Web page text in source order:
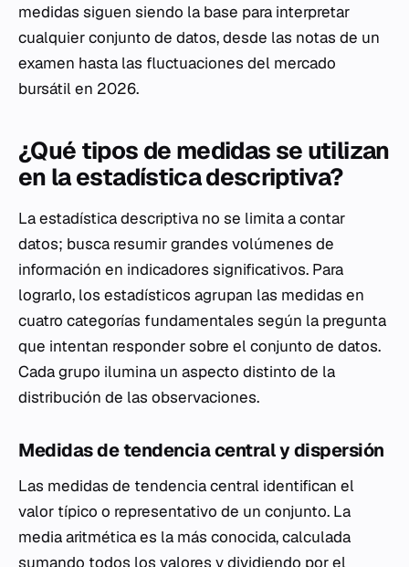
medidas siguen siendo la base para interpretar
cualquier conjunto de datos, desde las notas de un
examen hasta las fluctuaciones del mercado
bursátil en 2026.
¿Qué tipos de medidas se utilizan
en la estadística descriptiva?
La estadística descriptiva no se limita a contar
datos; busca resumir grandes volúmenes de
información en indicadores significativos. Para
lograrlo, los estadísticos agrupan las medidas en
cuatro categorías fundamentales según la pregunta
que intentan responder sobre el conjunto de datos.
Cada grupo ilumina un aspecto distinto de la
distribución de las observaciones.
Medidas de tendencia central y dispersión
Las medidas de tendencia central identifican el
valor típico o representativo de un conjunto. La
media aritmética es la más conocida, calculada
sumando todos los valores y dividiendo por el